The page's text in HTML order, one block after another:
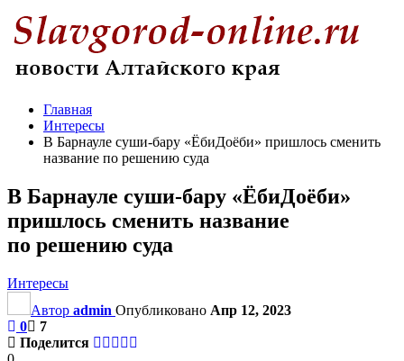
Главная
Интересы
В Барнауле суши-бару «ЁбиДоёби» пришлось сменить
название по решению суда
В Барнауле суши-бару «ЁбиДоёби»
пришлось сменить название
по решению суда
Интересы
Автор admin Опубликовано Апр 12, 2023
0
7
Поделится